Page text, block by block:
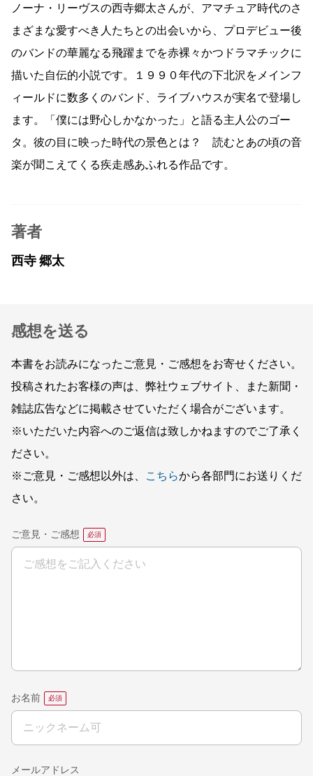
ノーナ・リーヴスの西寺郷太さんが、アマチュア時代のさ
まざまな愛すべき人たちとの出会いから、プロデビュー後
のバンドの華麗なる飛躍までを赤裸々かつドラマチックに
描いた自伝的小説です。１９９０年代の下北沢をメインフ
ィールドに数多くのバンド、ライブハウスが実名で登場し
ます。「僕には野心しかなかった」と語る主人公のゴー
タ。彼の目に映った時代の景色とは？ 読むとあの頃の音
楽が聞こえてくる疾走感あふれる作品です。
著者
西寺 郷太
感想を送る
本書をお読みになったご意見・ご感想をお寄せください。
投稿されたお客様の声は、弊社ウェブサイト、また新聞・
雑誌広告などに掲載させていただく場合がございます。
※いただいた内容へのご返信は致しかねますのでご了承く
ださい。
※ご意見・ご感想以外は、
こちらから各部門にお送りくだ
さい。
ご意見・ご感想
お名前
メールアドレス